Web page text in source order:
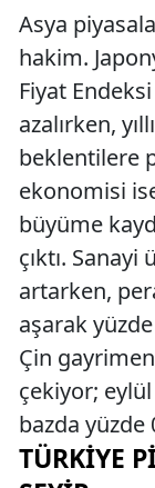
Asya
hakim.
Fiyat
azalırken,
beklentilere
ekonomisi
büyüme
çıktı. Sanayi
artarken,
aşarak
Çin
çekiyor; eylül
bazda yüzde
TÜRKIYE